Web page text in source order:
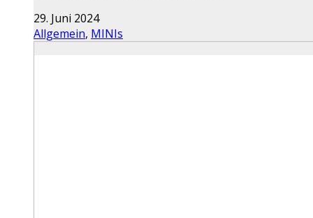
29. Juni 2024
Allgemein, MINIs